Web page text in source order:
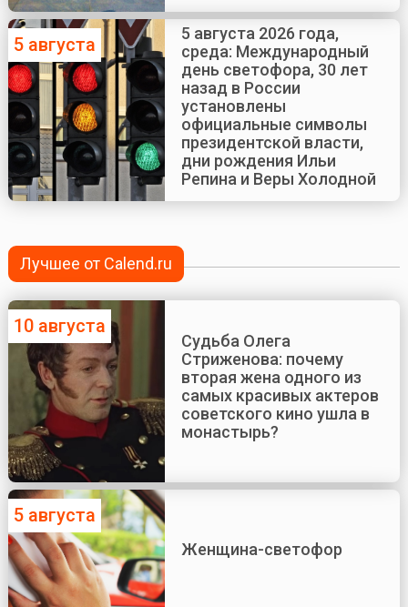
5 августа
5 августа 2026 года,
среда: Международный
день светофора, 30 лет
назад в России
установлены
официальные символы
президентской власти,
дни рождения Ильи
Репина и Веры Холодной
Лучшее от Calend.ru
10 августа
Судьба Олега
Стриженова: почему
вторая жена одного из
самых красивых актеров
советского кино ушла в
монастырь?
5 августа
Женщина-светофор